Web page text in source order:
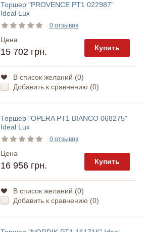
Торшер "PROVENCE PT1 022987"
Ideal Lux
0 отзывов
Цена
15 702 грн. Купить
В список желаний (0)
Добавить к сравнению (0)
Торшер "OPERA PT1 BIANCO 068275"
Ideal Lux
0 отзывов
Цена
16 956 грн. Купить
В список желаний (0)
Добавить к сравнению (0)